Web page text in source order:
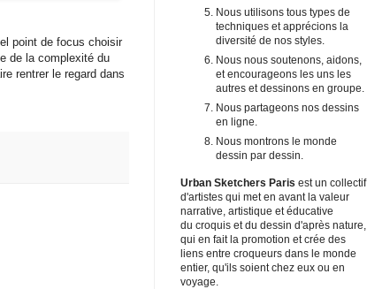
point de focus choisir
de la complexité du
rentrer le regard dans
Nous utilisons tous types de
techniques et apprécions la
diversité de nos styles.
Nous nous soutenons, aidons,
et encourageons les uns les
autres et dessinons en groupe.
Nous partageons nos dessins
en ligne.
Nous montrons le monde
dessin par dessin.
Urban Sketchers Paris est un collectif
d'artistes qui met en avant la valeur
narrative, artistique et éducative
du croquis et du dessin d'après nature,
qui en fait la promotion et crée des
liens entre croqueurs dans le monde
entier, qu'ils soient chez eux ou en
voyage.